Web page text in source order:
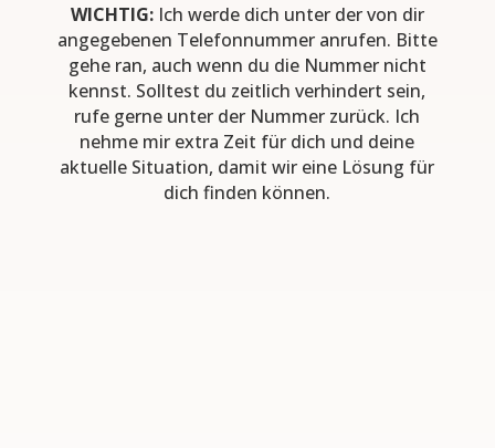
WICHTIG: Ich werde dich unter der von dir
angegebenen Telefonnummer anrufen. Bitte
gehe ran, auch wenn du die Nummer nicht
kennst. Solltest du zeitlich verhindert sein,
rufe gerne unter der Nummer zurück. Ich
nehme mir extra Zeit für dich und deine
aktuelle Situation, damit wir eine Lösung für
dich finden können.